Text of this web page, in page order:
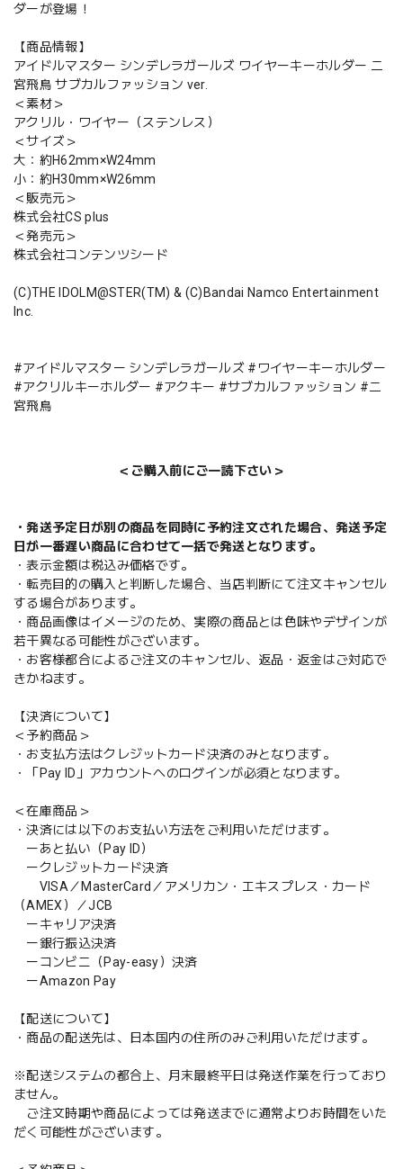
ダーが登場！
【商品情報】
アイドルマスター シンデレラガールズ ワイヤーキーホルダー 二
宮飛鳥 サブカルファッション ver.
＜素材＞
アクリル・ワイヤー（ステンレス）
＜サイズ＞
大：約H62mm×W24mm
小：約H30mm×W26mm
＜販売元＞
株式会社CS plus
＜発売元＞
株式会社コンテンツシード
(C)THE IDOLM@STER(TM) & (C)Bandai Namco Entertainment
Inc.
#アイドルマスター シンデレラガールズ #ワイヤーキーホルダー
#アクリルキーホルダー #アクキー #サブカルファッション #二
宮飛鳥
＜ご購入前にご一読下さい＞
・発送予定日が別の商品を同時に予約注文された場合、発送予定
日が一番遅い商品に合わせて一括で発送となります。
・表示金額は税込み価格です。
・転売目的の購入と判断した場合、当店判断にて注文キャンセル
する場合があります。
・商品画像はイメージのため、実際の商品とは色味やデザインが
若干異なる可能性がございます。
・お客様都合によるご注文のキャンセル、返品・返金はご対応で
きかねます。
【決済について】
＜予約商品＞
・お支払方法はクレジットカード決済のみとなります。
・「Pay ID」アカウントへのログインが必須となります。
＜在庫商品＞
・決済には以下のお支払い方法をご利用いただけます。
ーあと払い（Pay ID）
ークレジットカード決済
VISA／MasterCard／アメリカン・エキスプレス・カード
（AMEX）／JCB
ーキャリア決済
ー銀行振込決済
ーコンビニ（Pay-easy）決済
ーAmazon Pay
【配送について】
・商品の配送先は、日本国内の住所のみご利用いただけます。
※配送システムの都合上、月末最終平日は発送作業を行っており
ません。
ご注文時期や商品によっては発送までに通常よりお時間をいた
だく可能性がございます。